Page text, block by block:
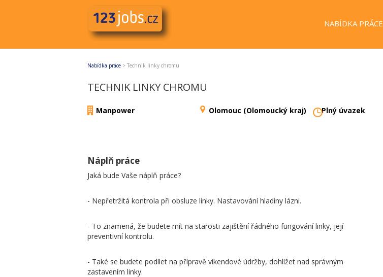
NABÍDKA PRÁCE
Nabídka práce > Technik linky chromu
TECHNIK LINKY CHROMU
Manpower Olomouc (Olomoucký kraj) Plný úvazek
Náplň práce
Jaká bude Vaše náplň práce?
- Nepřetržitá kontrola při obsluze linky. Nastavování hladiny lázni.
- To znamená, že budete mít na starosti zajištění řádného fungování linky, její
preventivní kontrolu.
- Také se budete podílet na přípravě víkendové údržby, dohlížet nad správným
zastavením linky.